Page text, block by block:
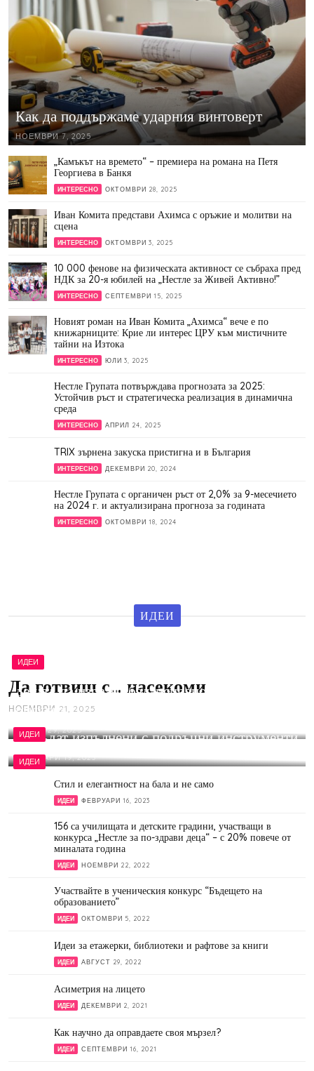
Как да поддържаме ударния винтоверт
НОЕМВРИ 7, 2025
„Камъкът на времето“ – премиера на романа на Петя
Георгиева в Банкя
ИНТЕРЕСНО ОКТОМВРИ 28, 2025
Иван Комита представи Ахимса с оръжие и молитви на
сцена
ИНТЕРЕСНО ОКТОМВРИ 3, 2025
10 000 фенове на физическата активност се събраха пред
НДК за 20-я юбилей на „Нестле за Живей Активно!”
ИНТЕРЕСНО СЕПТЕМВРИ 15, 2025
Новият роман на Иван Комита „Ахимса“ вече е по
книжарниците: Крие ли интерес ЦРУ към мистичните
тайни на Изтока
ИНТЕРЕСНО ЮЛИ 3, 2025
Нестле Групата потвърждава прогнозата за 2025:
Устойчив ръст и стратегическа реализация в динамична
среда
ИНТЕРЕСНО АПРИЛ 24, 2025
TRIX зърнена закуска пристигна и в България
ИНТЕРЕСНО ДЕКЕМВРИ 20, 2024
Нестле Групата с органичен ръст от 2,0% за 9-месечието
на 2024 г. и актуализирана прогноза за годината
ИНТЕРЕСНО ОКТОМВРИ 18, 2024
ИДЕИ
ИДЕИ
Да готвиш с… насекоми
НОЕМВРИ 21, 2025
ИДЕИ
Нестле за по-здрави деца предизвиква
децата да изразят балансираното хранене в
рисунка
АПРИЛ 29, 2025
ИДЕИ
Пет идеи за дома и градината, които могат
да бъдат изпълнени с подръчни инструменти
ФЕВРУАРИ 19, 2023
Стил и елегантност на бала и не само
ИДЕИ ФЕВРУАРИ 16, 2023
156 са училищата и детските градини, участващи в
конкурса „Нестле за по-здрави деца“ – с 20% повече от
миналата година
ИДЕИ НОЕМВРИ 22, 2022
Участвайте в ученическия конкурс “Бъдещето на
образованието”
ИДЕИ ОКТОМВРИ 5, 2022
Идеи за етажерки, библиотеки и рафтове за книги
ИДЕИ АВГУСТ 29, 2022
Асиметрия на лицето
ИДЕИ ДЕКЕМВРИ 2, 2021
Как научно да оправдаете своя мързел?
ИДЕИ СЕПТЕМВРИ 16, 2021